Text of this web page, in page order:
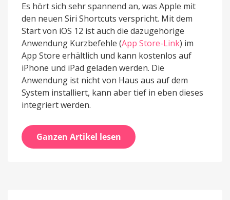
Es hört sich sehr spannend an, was Apple mit
den neuen Siri Shortcuts verspricht. Mit dem
Start von iOS 12 ist auch die dazugehörige
Anwendung Kurzbefehle (App Store-Link) im
App Store erhältlich und kann kostenlos auf
iPhone und iPad geladen werden. Die
Anwendung ist nicht von Haus aus auf dem
System installiert, kann aber tief in eben dieses
integriert werden.
Ganzen Artikel lesen